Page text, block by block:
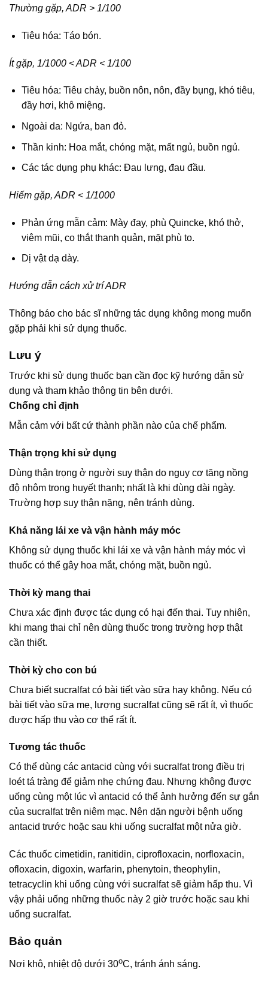
Thường gặp, ADR > 1/100
Tiêu hóa: Táo bón.
Ít gặp, 1/1000 < ADR < 1/100
Tiêu hóa: Tiêu chảy, buồn nôn, nôn, đầy bụng, khó tiêu,
đầy hơi, khô miệng.
Ngoài da: Ngứa, ban đỏ.
Thần kinh: Hoa mắt, chóng mặt, mất ngủ, buồn ngủ.
Các tác dụng phụ khác: Đau lưng, đau đầu.
Hiếm gặp, ADR < 1/1000
Phản ứng mẫn cảm: Mày đay, phù Quincke, khó thở,
viêm mũi, co thắt thanh quản, mặt phù to.
Dị vật dạ dày.
Hướng dẫn cách xử trí ADR
Thông báo cho bác sĩ những tác dụng không mong muốn
gặp phải khi sử dụng thuốc.
Lưu ý
Trước khi sử dụng thuốc bạn cần đọc kỹ hướng dẫn sử
dụng và tham khảo thông tin bên dưới.
Chống chỉ định
Mẫn cảm với bất cứ thành phần nào của chế phẩm.
Thận trọng khi sử dụng
Dùng thận trọng ở người suy thận do nguy cơ tăng nồng
độ nhôm trong huyết thanh; nhất là khi dùng dài ngày.
Trường hợp suy thận nặng, nên tránh dùng.
Khả năng lái xe và vận hành máy móc
Không sử dụng thuốc khi lái xe và vận hành máy móc vì
thuốc có thể gây hoa mắt, chóng mặt, buồn ngủ.
Thời kỳ mang thai
Chưa xác định được tác dụng có hại đến thai. Tuy nhiên,
khi mang thai chỉ nên dùng thuốc trong trường hợp thật
cần thiết.
Thời kỳ cho con bú
Chưa biết sucralfat có bài tiết vào sữa hay không. Nếu có
bài tiết vào sữa mẹ, lượng sucralfat cũng sẽ rất ít, vì thuốc
được hấp thu vào cơ thể rất ít.
Tương tác thuốc
Có thể dùng các antacid cùng với sucralfat trong điều trị
loét tá tràng để giảm nhẹ chứng đau. Nhưng không được
uống cùng một lúc vì antacid có thể ảnh hưởng đến sự gắn
của sucralfat trên niêm mạc. Nên dặn người bệnh uống
antacid trước hoặc sau khi uống sucralfat một nửa giờ.
Các thuốc cimetidin, ranitidin, ciprofloxacin, norfloxacin,
ofloxacin, digoxin, warfarin, phenytoin, theophylin,
tetracyclin khi uống cùng với sucralfat sẽ giảm hấp thu. Vì
vậy phải uống những thuốc này 2 giờ trước hoặc sau khi
uống sucralfat.
Bảo quản
Nơi khô, nhiệt độ dưới 30oC, tránh ánh sáng.